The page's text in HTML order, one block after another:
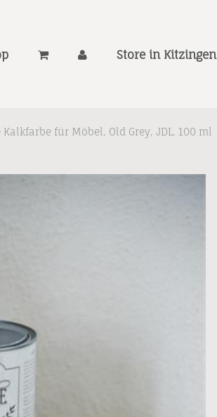
Store in Kitzingen
für Möbel, Old Grey, JDL, 100 ml